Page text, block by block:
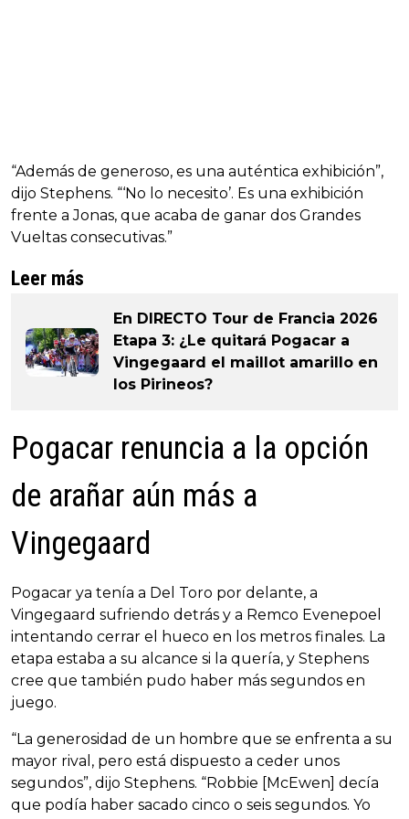
“Además de generoso, es una auténtica exhibición”,
dijo Stephens. “‘No lo necesito’. Es una exhibición
frente a Jonas, que acaba de ganar dos Grandes
Vueltas consecutivas.”
Leer más
En DIRECTO Tour de Francia 2026
Etapa 3: ¿Le quitará Pogacar a
Vingegaard el maillot amarillo en
los Pirineos?
Pogacar renuncia a la opción
de arañar aún más a
Vingegaard
Pogacar ya tenía a Del Toro por delante, a
Vingegaard sufriendo detrás y a Remco Evenepoel
intentando cerrar el hueco en los metros finales. La
etapa estaba a su alcance si la quería, y Stephens
cree que también pudo haber más segundos en
juego.
“La generosidad de un hombre que se enfrenta a su
mayor rival, pero está dispuesto a ceder unos
segundos”, dijo Stephens. “Robbie [McEwen] decía
que podía haber sacado cinco o seis segundos. Yo